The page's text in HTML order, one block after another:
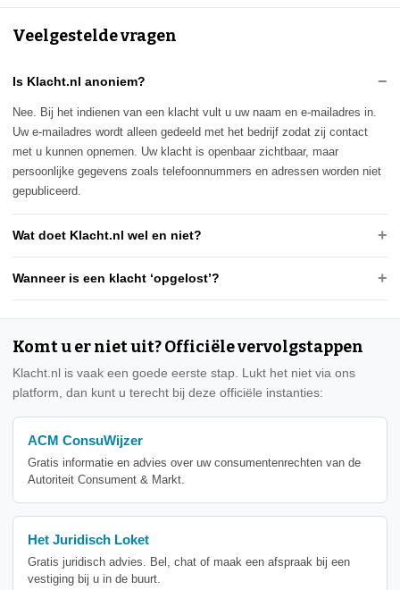
Veelgestelde vragen
Is Klacht.nl anoniem?
Nee. Bij het indienen van een klacht vult u uw naam en e-mailadres in.
Uw e-mailadres wordt alleen gedeeld met het bedrijf zodat zij contact
met u kunnen opnemen. Uw klacht is openbaar zichtbaar, maar
persoonlijke gegevens zoals telefoonnummers en adressen worden niet
gepubliceerd.
Wat doet Klacht.nl wel en niet?
Wanneer is een klacht ‘opgelost’?
Komt u er niet uit? Officiële vervolgstappen
Klacht.nl is vaak een goede eerste stap. Lukt het niet via ons
platform, dan kunt u terecht bij deze officiële instanties:
ACM ConsuWijzer
Gratis informatie en advies over uw consumentenrechten van de
Autoriteit Consument & Markt.
Het Juridisch Loket
Gratis juridisch advies. Bel, chat of maak een afspraak bij een
vestiging bij u in de buurt.